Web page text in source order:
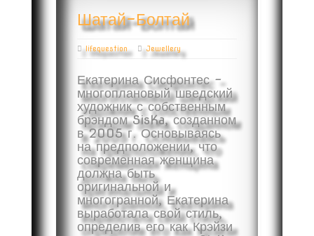
Шатай-Болтай
lifequestion Jewellery
Екатерина Сисфонтес –
многоплановый шведский
художник с собственным
брэндом SisKa, созданном
в 2005 г. Основываясь
на предположении, что
современная женщина
должна быть
оригинальной и
многогранной, Екатерина
выработала свой стиль,
определив его как Крэйзи